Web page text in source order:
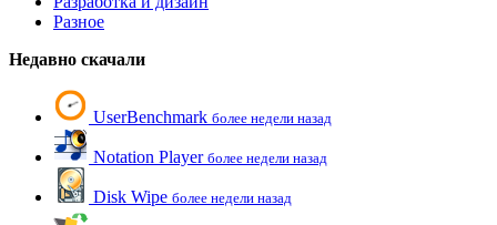
Разное
Недавно скачали
UserBenchmark более недели назад
Notation Player более недели назад
Disk Wipe более недели назад